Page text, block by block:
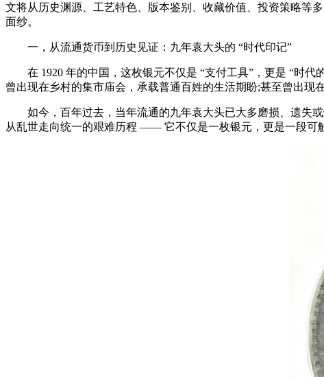
文将从历史渊源、工艺特色、版本鉴别、收藏价值、投资策略等
面纱。
一，从流通货币到历史见证：九年袁大头的 “时代印记”
在 1920 年的中国，这枚银元不仅是 “支付工具”，更是 “时代
曾出现在乡村的集市庙会，承载普通百姓的生活期盼;甚至曾出现
如今，百年过去，当年流通的九年袁大头已大多磨损、遗失或
从乱世走向统一的艰难历程 —— 它不仅是一枚银元，更是一段可